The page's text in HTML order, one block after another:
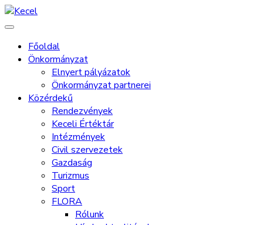
Főoldal
Önkormányzat
Elnyert pályázatok
Önkormányzat partnerei
Közérdekű
Rendezvények
Keceli Értéktár
Intézmények
Civil szervezetek
Gazdaság
Turizmus
Sport
FLORA
Rólunk